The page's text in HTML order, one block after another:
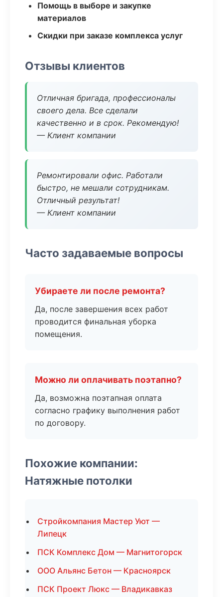
Помощь в выборе и закупке
материалов
Скидки при заказе комплекса услуг
Отзывы клиентов
Отличная бригада, профессионалы
своего дела. Все сделали
качественно и в срок. Рекомендую!
— Клиент компании
Ремонтировали офис. Работали
быстро, не мешали сотрудникам.
Отличный результат!
— Клиент компании
Часто задаваемые вопросы
Убираете ли после ремонта?
Да, после завершения всех работ
проводится финальная уборка
помещения.
Можно ли оплачивать поэтапно?
Да, возможна поэтапная оплата
согласно графику выполнения работ
по договору.
Похожие компании:
Натяжные потолки
Стройкомпания Мастер Уют —
Липецк
ПСК Комплекс Дом — Магнитогорск
ООО Альянс Бетон — Красноярск
ПСК Проект Люкс — Владикавказ